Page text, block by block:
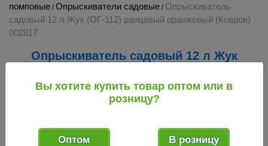
помповые /Опрыскиватели садовые / Опрыскиватель
садовый 12 л Жук (ОГ-112) ранцевый оранжевый (Ковров)
002817
Опрыскиватель садовый 12 л Жук
002817
Вы хотите купить товар оптом или в
розницу?
Оптом В розницу